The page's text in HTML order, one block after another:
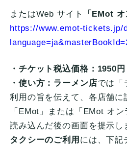
またはWeb サイト
「EMot
https://www.emot-tickets.jp/
・チケット税込価格：1950円
・使い方：ラーメン店では「
利用の旨を伝えて、各店舗に
「EMot」または「EMot オ
読み込んだ後の画面を提示し
タクシーのご利用 には、下記